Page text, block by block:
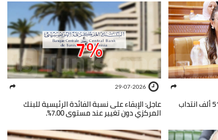
وزيرة المالية تزفّ خبرًا للتونسيين: 51 ألف انتداب
29-07-2026
عاجل: الإبقاء على نسبة الفائدة الرئيسية للبنك
المركزي دون تغيير عند مستوى 7.00%.